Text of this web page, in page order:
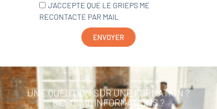
J'ACCEPTE QUE LE GRIEPS ME
RECONTACTE PAR MAIL
ENVOYER
UNE QUESTION SUR UNE FORMATION ?
BESOIN D'INFORMATIONS ?